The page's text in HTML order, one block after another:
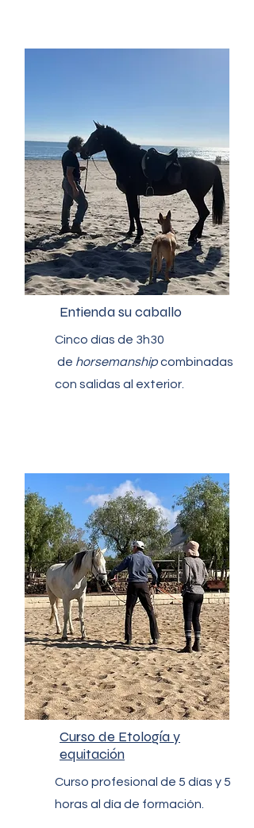
Entienda su caballo
Cinco días de 3h30
de horsemanshipcombinadas
con salidas al exterior.
Curso de Etología y
equitación
Curso profesional de 5 días y 5
horas al día de formación.